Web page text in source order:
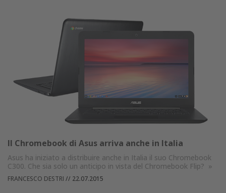
Il Chromebook di Asus arriva anche in Italia
Asus ha iniziato a distribuire anche in Italia il suo Chromebook
C300. Che sia solo un anticipo in vista del Chromebook Flip? »
FRANCESCO DESTRI // 22.07.2015